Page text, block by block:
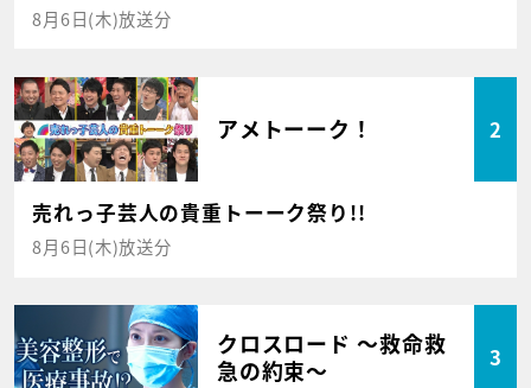
8月6日(木)放送分
アメトーーク！ 2
売れっ子芸人の貴重トーーク祭り!!
8月6日(木)放送分
クロスロード ～救命救
急の約束～
3